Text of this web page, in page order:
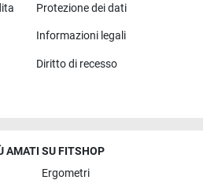
Protezione dei dati
Informazioni legali
Diritto di recesso
AMATI SU FITSHOP
Ergometri